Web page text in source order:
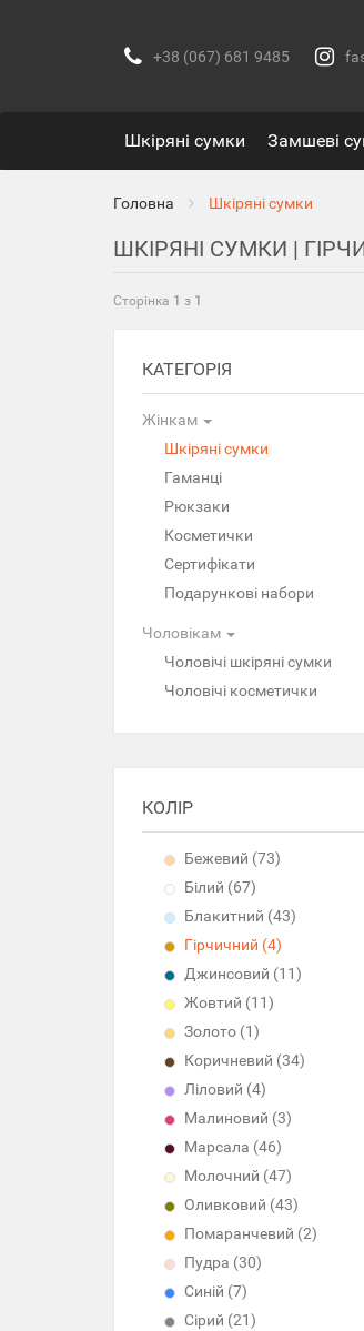
+38 (067) 681 9485
Шкіряні сумки Замшеві
Головна Шкіряні сумки
ШКІРЯНІ СУМКИ |
Сторінка 1 з 1
КАТЕГОРІЯ
Жінкам
Шкіряні сумки
Гаманці
Рюкзаки
Косметички
Сертифікати
Подарункові набори
Чоловікам
Чоловічі шкіряні сумки
Чоловічі косметички
КОЛІР
Бежевий (73)
Білий (67)
Блакитний (43)
Гірчичний (4)
Джинсовий (11)
Жовтий (11)
Золото (1)
Коричневий (34)
Ліловий (4)
Малиновий (3)
Марсала (46)
Молочний (47)
Оливковий (43)
Помаранчевий (2)
Пудра (30)
Синій (7)
Сірий (21)